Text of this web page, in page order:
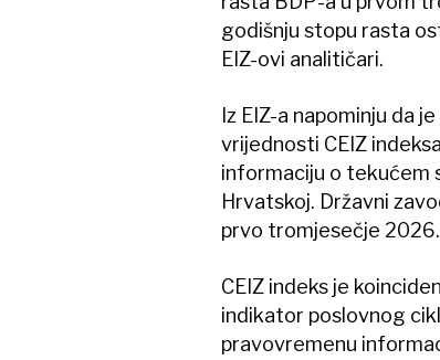
godišnju stopu rasta
EIZ-ovi analitičari.
Iz EIZ-a napominju da
vrijednosti CEIZ
informaciju o tekućem
Hrvatskoj. Državni
prvo tromjesečje
CEIZ indeks je
indikator poslovnog
pravovremenu